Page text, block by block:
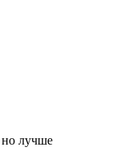
но лучше